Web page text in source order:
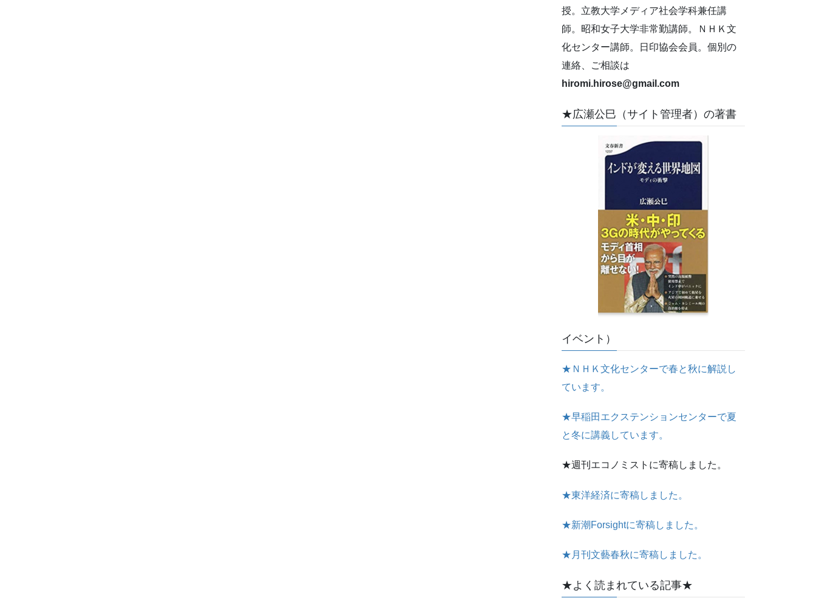
授。立教大学メディア社会学科兼任講
師。昭和女子大学非常勤講師。ＮＨＫ文
化センター講師。日印協会会員。個別の
連絡、ご相談は
hiromi.hirose@gmail.com
★広瀬公巳（サイト管理者）の著書
イベント）
★ＮＨＫ文化センターで春と秋に解説し
ています。
★早稲田エクステンションセンターで夏
と冬に講義しています。
★週刊エコノミストに寄稿しました。
★東洋経済に寄稿しました。
★新潮Forsightに寄稿しました。
★月刊文藝春秋に寄稿しました。
★よく読まれている記事★